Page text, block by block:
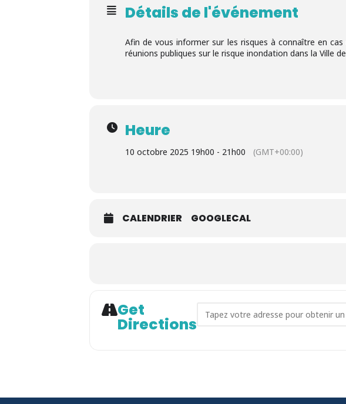
Détails de l'événement
Afin de vous informer sur les risques à connaître en
réunions publiques sur le risque inondation dans la Ville
Heure
10 octobre 2025 19h00 - 21h00 (GMT+00:00)
CALENDRIER GOOGLECAL
Get
Directions
Address - Réunion